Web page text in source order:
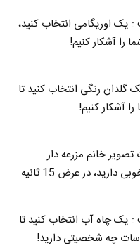
اوریگامی انتخاب کنید،
را آشکار کنیم!
رنگی انتخاب کنید تا
آشکار کنیم!
: 3 تفاوت تصویر خانم مزرعه دار
کجاست؟ اگر تمرکز خوبی دارید، در عرض 15 ثانیه
چاه آب انتخاب کنید تا
چه شخصیتی دارید!